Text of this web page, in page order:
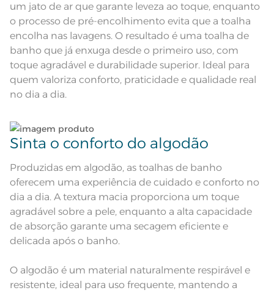
Itens Inclusos
1 Toalha de Banho; 1 Toalha de
Rosto
Medida
Toalha de Banho: 70cm x 1,35m;
Toalha de Rosto: 48cm x 80cm
Instruções de Lavagem
Lavação a 60ºC; Proibido alvejar;
Secar em tambor com
temperatura maxima de 60ºC;
Observações
e modelo do monitor ou do
aparelho celular. Consultar a cor
nas especificações técnicas do
Fios Fio Cardado
Enxágue as peças com bastante água;
Utilize a quantidade mínima de amaciante e sabão;
Ao pendurar as toalhas, recomenda-se sacudi-las
bem;
um jato de ar que garante leveza ao toque, enquanto
o processo de pré-encolhimento evita que a toalha
encolha nas lavagens. O resultado é uma toalha de
banho que já enxuga desde o primeiro uso, com
toque agradável e durabilidade superior. Ideal para
quem valoriza conforto, praticidade e qualidade real
no dia a dia.
Sinta o conforto do algodão
Produzidas em algodão, as toalhas de banho
oferecem uma experiência de cuidado e conforto no
dia a dia. A textura macia proporciona um toque
agradável sobre a pele, enquanto a alta capacidade
de absorção garante uma secagem eficiente e
delicada após o banho.
O algodão é um material naturalmente respirável e
resistente, ideal para uso frequente, mantendo a